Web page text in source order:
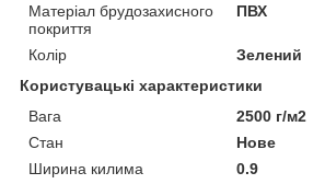
Матеріал брудозахисного
покриття
ПВХ
Колір
Зелений
Користувацькі характеристики
Вага
2500 г/м2
Стан
Нове
Ширина килима
0.9